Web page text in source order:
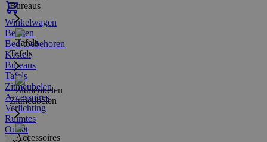
Winkelwagen
Bureaus
Tafels
Zitmeubelen
Bedden
Bed-toebehoren
Kasten
Bureaus
Tafels
Zitmeubelen
Accessoires
Verlichting
Ruimtes
Outlet